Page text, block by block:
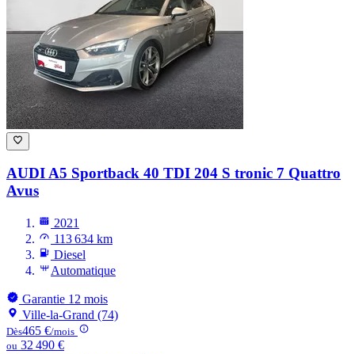
AUDI A5 Sportback 40 TDI 204 S tronic 7 Quattro
Avus
2021
113 634 km
Diesel
Automatique
Garantie 12 mois
Ville-la-Grand (74)
Dès465 €/mois
ou 32 490 €